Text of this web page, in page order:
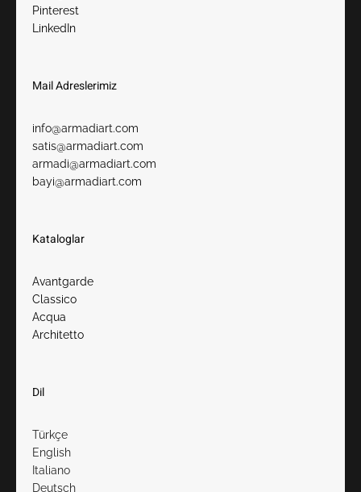
Pinterest
LinkedIn
Mail Adreslerimiz​
info@armadiart.com
satis@armadiart.com
armadi@armadiart.com
bayi@armadiart.com
Kataloglar
Avantgarde
Classico
Acqua
Architetto
Dil
Türkçe
English
Italiano
Deutsch